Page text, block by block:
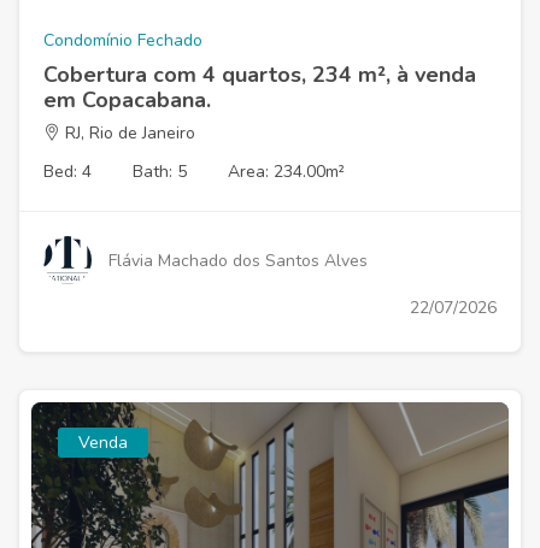
Condomínio Fechado
Cobertura com 4 quartos, 234 m², à venda
em Copacabana.
RJ, Rio de Janeiro
Bed: 4
Bath: 5 Area: 234.00m²
Flávia Machado dos Santos Alves
22/07/2026
Venda